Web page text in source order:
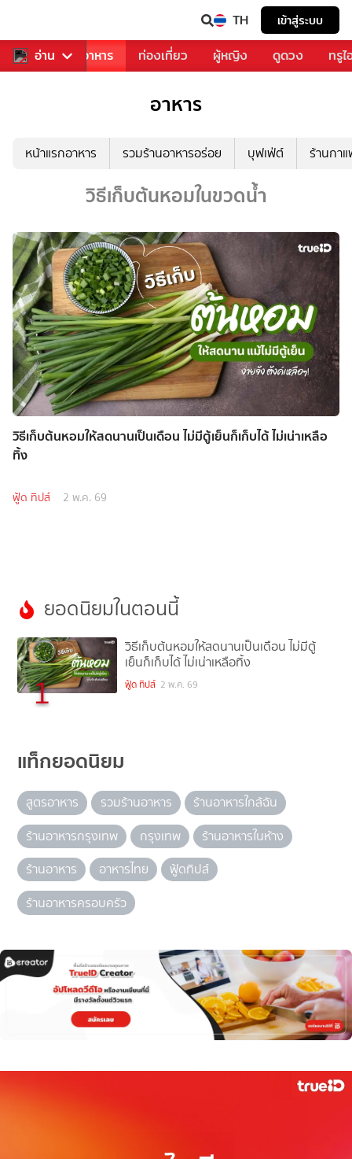
TH เข้าสู่ระบบ
อ่าน
การเพลง อาหาร ท่องเที่ยว ผู้หญิง ดูดวง ทรู
อาหาร
หน้าแรกอาหาร รวมร้านอาหารอร่อย บุฟเฟ่ต์ ร้านกา
วิธีเก็บต้นหอมในขวดน้ำ
วิธีเก็บต้นหอมให้สดนานเป็นเดือน ไม่มีตู้เย็นก็เก็บได้ ไม่เน่าเหลือ
ทิ้ง
ฟู้ด ทิปส์ 2 พ.ค. 69
ยอดนิยมในตอนนี้
1
วิธีเก็บต้นหอมให้สดนานเป็นเดือน ไม่มีตู้
เย็นก็เก็บได้ ไม่เน่าเหลือทิ้ง
ฟู้ด ทิปส์ 2 พ.ค. 69
แท็กยอดนิยม
สูตรอาหาร รวมร้านอาหาร
ร้านอาหารใกล้ฉัน
ร้านอาหารกรุงเทพ
กรุงเทพ
ร้านอาหารในห้าง
ร้านอาหาร
อาหารไทย
ฟู้ดทิปส์
ร้านอาหารครอบครัว